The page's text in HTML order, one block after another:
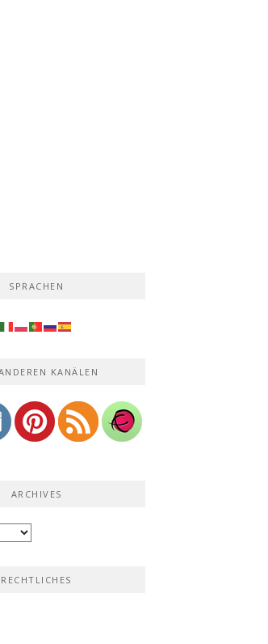
SPRACHEN
KANÄLEN
ARCHIVES
RECHTLICHES